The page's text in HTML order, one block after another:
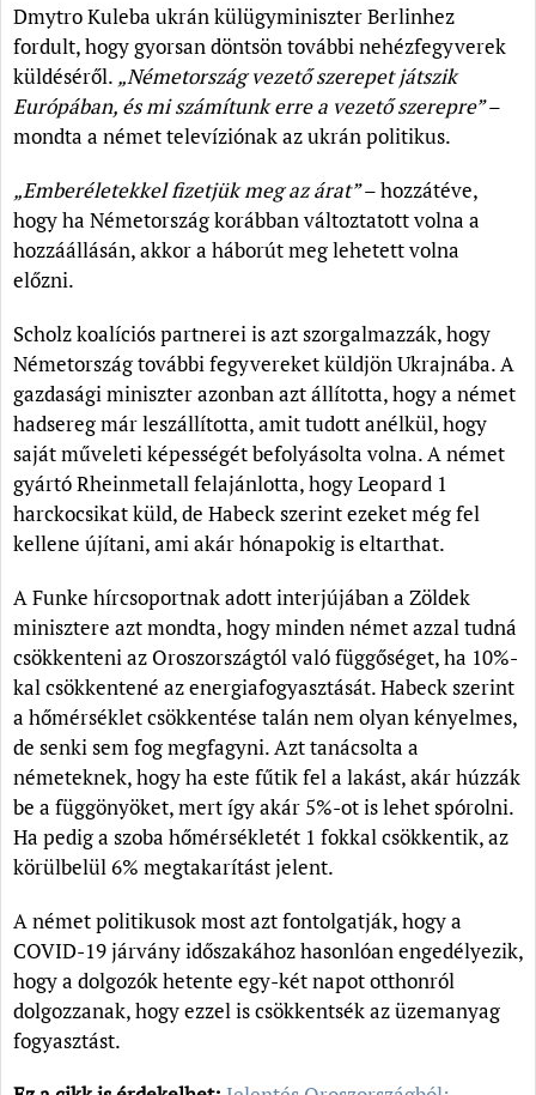
Dmytro Kuleba ukrán külügyminiszter Berlinhez
fordult, hogy gyorsan döntsön további nehézfegyverek
küldéséről. „Németország vezető szerepet játszik
Európában, és mi számítunk erre a vezető szerepre”–
mondta a német televíziónak az ukrán politikus.
„Emberéletekkel fizetjük meg az árat”– hozzátéve,
hogy ha Németország korábban változtatott volna a
hozzáállásán, akkor a háborút meg lehetett volna
előzni.
Scholz koalíciós partnerei is azt szorgalmazzák, hogy
Németország további fegyvereket küldjön Ukrajnába. A
gazdasági miniszter azonban azt állította, hogy a német
hadsereg már leszállította, amit tudott anélkül, hogy
saját műveleti képességét befolyásolta volna. A német
gyártó Rheinmetall felajánlotta, hogy Leopard 1
harckocsikat küld, de Habeck szerint ezeket még fel
kellene újítani, ami akár hónapokig is eltarthat.
A Funke hírcsoportnak adott interjújában a Zöldek
minisztere azt mondta, hogy minden német azzal tudná
csökkenteni az Oroszországtól való függőséget, ha 10%-
kal csökkentené az energiafogyasztását. Habeck szerint
a hőmérséklet csökkentése talán nem olyan kényelmes,
de senki sem fog megfagyni. Azt tanácsolta a
németeknek, hogy ha este fűtik fel a lakást, akár húzzák
be a függönyöket, mert így akár 5%-ot is lehet spórolni.
Ha pedig a szoba hőmérsékletét 1 fokkal csökkentik, az
körülbelül 6% megtakarítást jelent.
A német politikusok most azt fontolgatják, hogy a
COVID-19 járvány időszakához hasonlóan engedélyezik,
hogy a dolgozók hetente egy-két napot otthonról
dolgozzanak, hogy ezzel is csökkentsék az üzemanyag
fogyasztást.